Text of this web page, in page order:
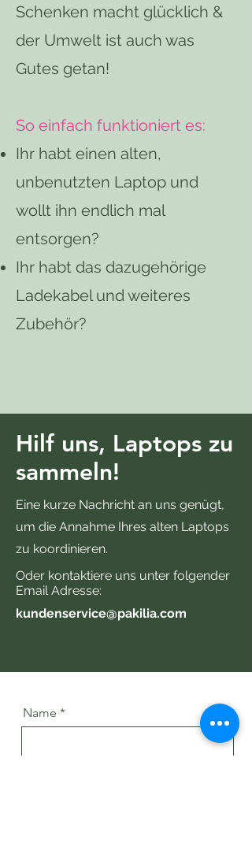
Schenken macht glücklich &
der Umwelt ist auch was
Gutes getan!
So einfach funktioniert es:
Ihr habt einen alten,
unbenutzten Laptop und
wollt ihn endlich mal
entsorgen?
Ihr habt das dazugehörige
Ladekabel und weiteres
Zubehör?
Hilf uns, Laptops zu
sammeln!
Eine kurze Nachricht an uns genügt,
um die Annahme Ihres alten Laptops
zu koordinieren.
Oder kontaktiere uns unter folgender
Email Adresse:
kundenservice@pakilia.com
Name